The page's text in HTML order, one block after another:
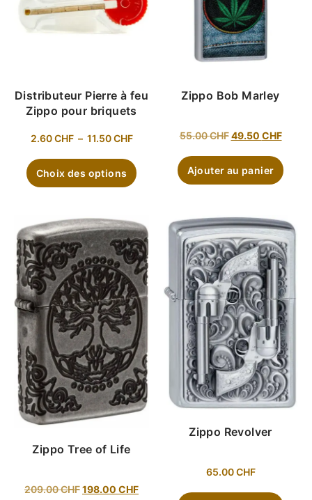
Distributeur Pierre à feu
Zippo pour briquets
2.60CHF – 11.50CHF
Choix des options
Zippo Bob Marley
55.00CHF 49.50 CHF
Ajouter au panier
Zippo Tree of Life
209.00CHF198.00 CHF
Zippo Revolver
65.00CHF